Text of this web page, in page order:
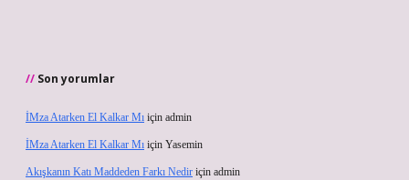
Son yorumlar
İMza Atarken El Kalkar Mı için admin
İMza Atarken El Kalkar Mı için Yasemin
Akışkanın Katı Maddeden Farkı Nedir için admin